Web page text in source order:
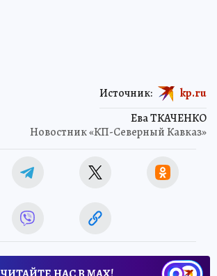
Ева ТКАЧЕНКО
Новостник «КП-Северный Кавказ»
Источник: kp.ru